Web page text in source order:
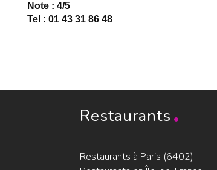
Note : 4/5
Tel : 01 43 31 86 48
Restaurants
Restaurants à Paris (6402)